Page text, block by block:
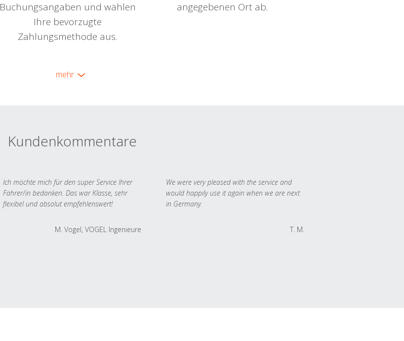
Buchungsangaben und wählen
Ihre bevorzugte
Zahlungsmethode aus.
angegebenen Ort ab.
mehr
Kundenkommentare
Ich möchte mich für den super Service Ihrer
Fahrer/in bedanken. Das war Klasse, sehr
flexibel und absolut empfehlenswert!
M. Vogel, VOGEL Ingenieure
We were very pleased with the service and
would happily use it again when we are next
in Germany.
T. M.